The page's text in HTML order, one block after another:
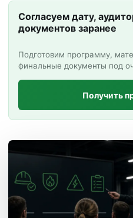
Согласуем дату,
документов заранее
Подготовим программу,
финальные документы под
Получить